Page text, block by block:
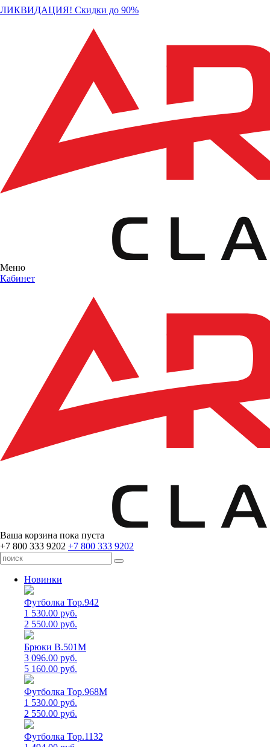
ЛИКВИДАЦИЯ! Скидки до 90%
Меню
Кабинет
Ваша корзина пока пуста
+7 800 333 9202 +7 800 333 9202
Новинки
Футболка Top.942
1 530.00 руб.
2 550.00 руб.
Брюки B.501M
3 096.00 руб.
5 160.00 руб.
Футболка Top.968M
1 530.00 руб.
2 550.00 руб.
Футболка Top.1132